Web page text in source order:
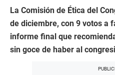
La Comisión de Ética del
de diciembre, con 9 votos a
informe final que
sin goce de haber al